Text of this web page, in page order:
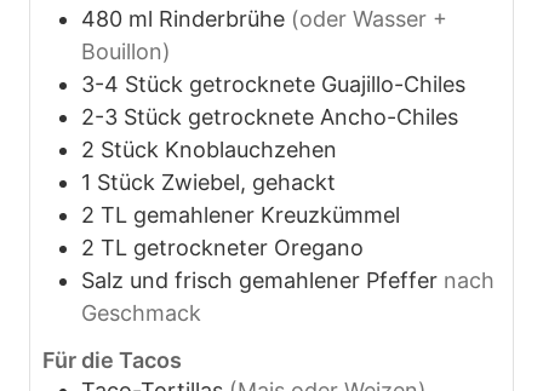
480 ml Rinderbrühe (oder Wasser +
Bouillon)
3-4 Stück getrocknete Guajillo-Chiles
2-3 Stück getrocknete Ancho-Chiles
2 Stück Knoblauchzehen
1 Stück Zwiebel, gehackt
2 TL gemahlener Kreuzkümmel
2 TL getrockneter Oregano
Salz und frisch gemahlener Pfeffer nach
Geschmack
Für die Tacos